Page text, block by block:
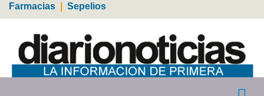
Farmacias Sepelios